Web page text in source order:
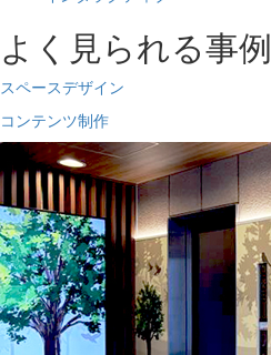
よく見られる事例
スペースデザイン
コンテンツ制作